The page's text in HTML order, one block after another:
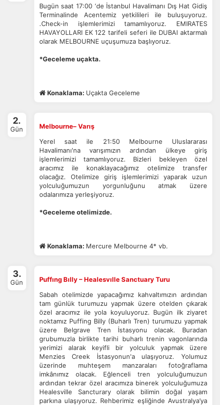
Bugün saat 17:00 ‘de İstanbul Havalimanı Dış Hat Gidiş
Terminalinde Acentemiz yetkilileri ile buluşuyoruz.
.Check-in işlemlerimizi tamamlıyoruz. EMIRATES
HAVAYOLLARI EK 122 tarifeli seferi ile DUBAI aktarmalı
olarak MELBOURNE uçuşumuza başlıyoruz.
*Geceleme uçakta.
Konaklama: Uçakta Geceleme
2.
Gün
Melbourne– Varış
Yerel saat ile 21:50 Melbourne Uluslararası
Havalimanı'na varışımızın ardından ülkeye giriş
işlemlerimizi tamamlıyoruz. Bizleri bekleyen özel
aracımız ile konaklayacağımız otelimize transfer
olacağız. Otelimize giriş işlemlerimizi yaparak uzun
yolculuğumuzun yorgunluğunu atmak üzere
odalarımıza yerleşiyoruz.
*Geceleme otelimizde.
Konaklama: Mercure Melbourne 4* vb.
3.
Gün
Puffıng Bılly – Healesvılle Sanctuary Turu
Sabah otelimizde yapacağımız kahvaltımızın ardından
tam günlük turumuzu yapmak üzere otelden çıkarak
özel aracımız ile yola koyuluyoruz. Bugün ilk ziyaret
noktamız Puffing Billy (Buharlı Tren) turumuzu yapmak
üzere Belgrave Tren İstasyonu olacak. Buradan
grubumuzla birlikte tarihi buharlı trenin vagonlarında
yerimizi alarak keyifli bir yolculuk yapmak üzere
Menzies Creek İstasyonun'a ulaşıyoruz. Yolumuz
üzerinde muhteşem manzaraları fotoğraflama
imkânımız olacak. Eğlenceli tren yolculuğumuzun
ardından tekrar özel aracımıza binerek yolculuğumuza
Healesville Sancturary olarak bilimin doğal yaşam
parkına ulaşıyoruz. Rehberimiz eşliğinde Avustralya’ya